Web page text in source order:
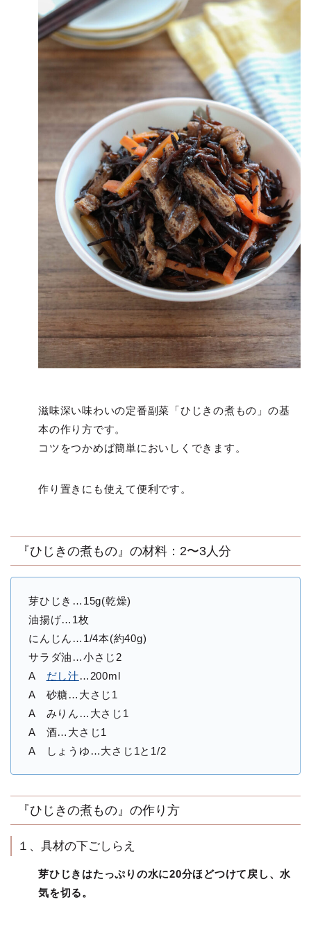
滋味深い味わいの定番副菜「ひじきの煮もの」の基
本の作り方です。
コツをつかめば簡単においしくできます。
作り置きにも使えて便利です。
『ひじきの煮もの』の材料：2〜3人分
芽ひじき…15g(乾燥)
油揚げ…1枚
にんじん…1/4本(約40g)
サラダ油…小さじ2
A だし汁…200ml
A 砂糖…大さじ1
A みりん…大さじ1
A 酒…大さじ1
A しょうゆ…大さじ1と1/2
『ひじきの煮もの』の作り方
１、具材の下ごしらえ
芽ひじきはたっぷりの水に20分ほどつけて戻し、水
気を切る。